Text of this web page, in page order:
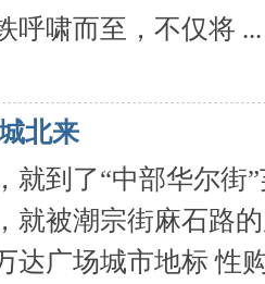
呼啸而至，不仅将 ...
北来
就到了“中部华尔街
就被潮宗街麻石路
达广场城市地标 性